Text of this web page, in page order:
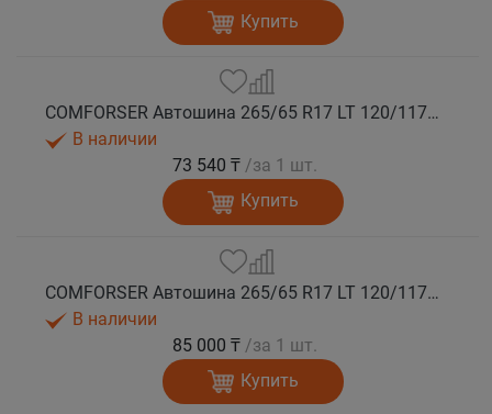
Купить
COMFORSER Автошина 265/65 R17 LT 120/117Q CF9000 R/T RWL 10PR лето
В наличии
73 540 ₸ /за 1 шт.
Купить
COMFORSER Автошина 265/65 R17 LT 120/117Q CF9000 R/T RWL 10PR лето
В наличии
85 000 ₸ /за 1 шт.
Купить